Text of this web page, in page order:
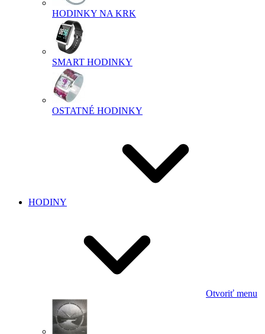
HODINKY NA KRK
SMART HODINKY
OSTATNÉ HODINKY
HODINY
Otvoriť menu